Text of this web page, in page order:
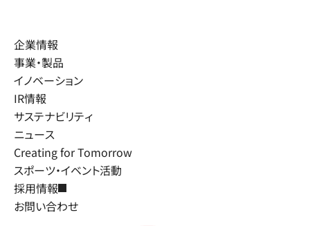
企業情報
事業・製品
イノベーション
IR情報
サステナビリティ
ニュース
Creating for Tomorrow
スポーツ・イベント活動
採用情報
お問い合わせ